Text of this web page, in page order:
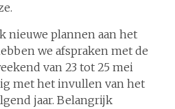
nieuwe plannen aan het
we afspraken met de
van 23 tot 25 mei
met het invullen van het
jaar. Belangrijk